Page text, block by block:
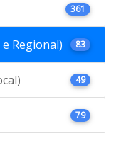
361
e Regional) 83
49
79